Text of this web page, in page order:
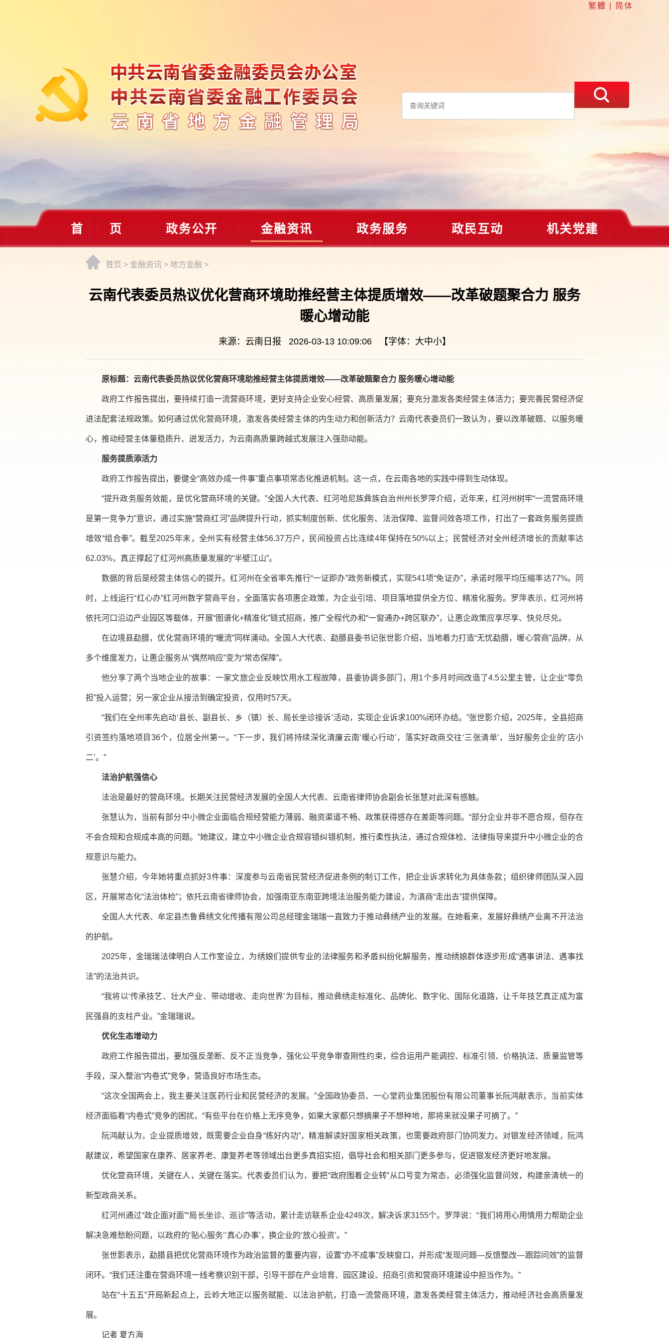
繁體 简体
首 页 政务公开 金融资讯 政务服务 政民互动 机关党建
首页 > 金融资讯 > 地方金融 >
云南代表委员热议优化营商环境助推经营主体提质增效——改革破题聚合力 服务
暖心增动能
来源：云南日报 2026-03-13 10:09:06 【字体： 大中小】
原标题：云南代表委员热议优化营商环境助推经营主体提质增效——改革破题聚合力 服务暖心增动能
政府工作报告提出，要持续打造一流营商环境，更好支持企业安心经营、高质量发展；要充分激发各类经营主体活力；要完善民营经济促
进法配套法规政策。如何通过优化营商环境，激发各类经营主体的内生动力和创新活力？云南代表委员们一致认为，要以改革破题、以服务暖
心，推动经营主体量稳质升、迸发活力，为云南高质量跨越式发展注入强劲动能。
服务提质添活力
政府工作报告提出，要健全“高效办成一件事”重点事项常态化推进机制。这一点，在云南各地的实践中得到生动体现。
“提升政务服务效能，是优化营商环境的关键。”全国人大代表、红河哈尼族彝族自治州州长罗萍介绍，近年来，红河州树牢“一流营商环境
是第一竞争力”意识，通过实施“营商红河”品牌提升行动，抓实制度创新、优化服务、法治保障、监督问效各项工作，打出了一套政务服务提质
增效“组合拳”。截至2025年末，全州实有经营主体56.37万户，民间投资占比连续4年保持在50%以上；民营经济对全州经济增长的贡献率达
62.03%，真正撑起了红河州高质量发展的“半壁江山”。
数据的背后是经营主体信心的提升。红河州在全省率先推行“一证即办”政务新模式，实现541项“免证办”，承诺时限平均压缩率达77%。同
时，上线运行“红心办”红河州数字营商平台，全面落实各项惠企政策，为企业引培、项目落地提供全方位、精准化服务。罗萍表示，红河州将
依托河口沿边产业园区等载体，开展“图谱化+精准化”链式招商，推广全程代办和“一窗通办+跨区联办”，让惠企政策应享尽享、快兑尽兑。
在边境县勐腊，优化营商环境的“暖流”同样涌动。全国人大代表、勐腊县委书记张世影介绍，当地着力打造“无忧勐腊，暖心营商”品牌，从
多个维度发力，让惠企服务从“偶然响应”变为“常态保障”。
他分享了两个当地企业的故事：一家文旅企业反映饮用水工程故障，县委协调多部门，用1个多月时间改造了4.5公里主管，让企业“零负
担”投入运营；另一家企业从接洽到确定投资，仅用时57天。
“我们在全州率先启动‘县长、副县长、乡（镇）长、局长坐诊接诉’活动，实现企业诉求100%闭环办结。”张世影介绍，2025年，全县招商
引资签约落地项目36个，位居全州第一。“下一步，我们将持续深化清廉云南‘暖心行动’，落实好政商交往‘三张清单’，当好服务企业的‘店小
二’。”
法治护航强信心
法治是最好的营商环境。长期关注民营经济发展的全国人大代表、云南省律师协会副会长张慧对此深有感触。
张慧认为，当前有部分中小微企业面临合规经营能力薄弱、融资渠道不畅、政策获得感存在差距等问题。“部分企业并非不愿合规，但存在
不会合规和合规成本高的问题。”她建议，建立中小微企业合规容错纠错机制，推行柔性执法，通过合规体检、法律指导来提升中小微企业的合
规意识与能力。
张慧介绍，今年她将重点抓好3件事：深度参与云南省民营经济促进条例的制订工作，把企业诉求转化为具体条款；组织律师团队深入园
区，开展常态化“法治体检”；依托云南省律师协会，加强南亚东南亚跨境法治服务能力建设，为滇商“走出去”提供保障。
全国人大代表、牟定县杰鲁彝绣文化传播有限公司总经理金瑞瑞一直致力于推动彝绣产业的发展。在她看来，发展好彝绣产业离不开法治
的护航。
2025年，金瑞瑞法律明白人工作室设立，为绣娘们提供专业的法律服务和矛盾纠纷化解服务，推动绣娘群体逐步形成“遇事讲法、遇事找
法”的法治共识。
“我将以‘传承技艺、壮大产业、带动增收、走向世界’为目标，推动彝绣走标准化、品牌化、数字化、国际化道路，让千年技艺真正成为富
民强县的支柱产业。”金瑞瑞说。
优化生态增动力
政府工作报告提出，要加强反垄断、反不正当竞争，强化公平竞争审查刚性约束，综合运用产能调控、标准引领、价格执法、质量监管等
手段，深入整治“内卷式”竞争，营造良好市场生态。
“这次全国两会上，我主要关注医药行业和民营经济的发展。”全国政协委员、一心堂药业集团股份有限公司董事长阮鸿献表示，当前实体
经济面临着“内卷式”竞争的困扰，“有些平台在价格上无序竞争，如果大家都只想摘果子不想种地，那将来就没果子可摘了。”
阮鸿献认为，企业提质增效，既需要企业自身“练好内功”，精准解读好国家相关政策，也需要政府部门协同发力。对银发经济领域，阮鸿
献建议，希望国家在康养、居家养老、康复养老等领域出台更多真招实招，倡导社会和相关部门更多参与，促进银发经济更好地发展。
优化营商环境，关键在人，关键在落实。代表委员们认为，要把“政府围着企业转”从口号变为常态，必须强化监督问效，构建亲清统一的
新型政商关系。
红河州通过“政企面对面”“局长坐诊、巡诊”等活动，累计走访联系企业4249次，解决诉求3155个。罗萍说：“我们将用心用情用力帮助企业
解决急难愁盼问题，以政府的‘贴心服务’‘真心办事’，换企业的‘放心投资’。”
张世影表示，勐腊县把优化营商环境作为政治监督的重要内容，设置“办不成事”反映窗口，并形成“发现问题—反馈整改—跟踪问效”的监督
闭环。“我们还注重在营商环境一线考察识别干部，引导干部在产业培育、园区建设、招商引资和营商环境建设中担当作为。”
站在“十五五”开局新起点上，云岭大地正以服务赋能、以法治护航，打造一流营商环境，激发各类经营主体活力，推动经济社会高质量发
展。
记者 夏方海